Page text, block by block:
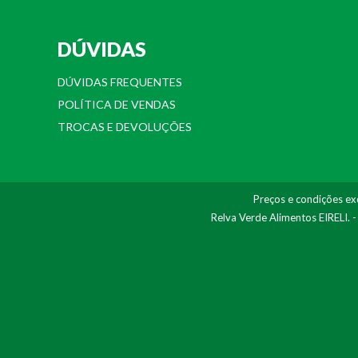
DÚVIDAS
DÚVIDAS FREQUENTES
POLÍTICA DE VENDAS
TROCAS E DEVOLUÇÕES
Preços e condições
Relva Verde Alimentos